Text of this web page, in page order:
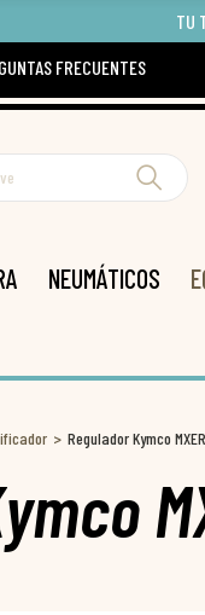
TU
FRECUENTES
NEUMÁTICOS
Regulador Kymco